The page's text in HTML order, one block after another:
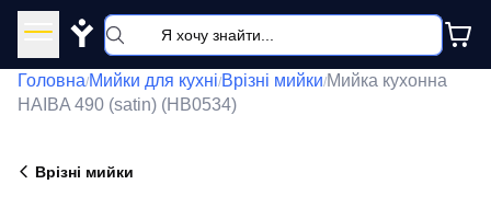
Y
Головна/Мийки для кухні/Врізні мийки/Мийка кухонна
HAIBA 490 (satin) (HB0534)
Врізні мийки